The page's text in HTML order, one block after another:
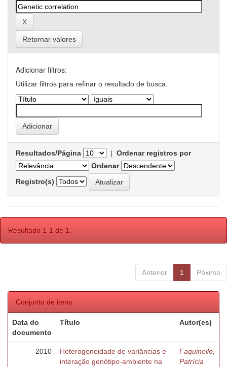
Retornar valores
Adicionar filtros:
Utilizar filtros para refinar o resultado de busca.
Resultados/Página | Ordenar registros por
Ordenar
Registro(s)
Resultado 1-1 de 1.
Anterior 1 Póximo
Conjunto de itens:
Data do
documento
Título Autor(es)
2010
Heterogeneidade de variâncias e
interação genótipo-ambiente na
Faquinello,
Patrícia